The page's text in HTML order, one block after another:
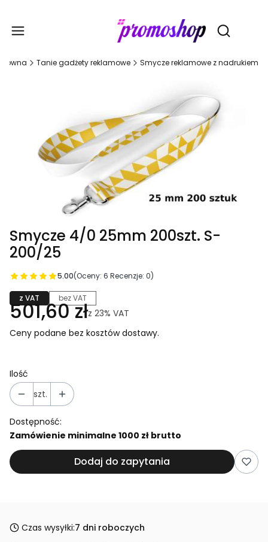
Otwórz
Tanie gadżety reklamowe Smycze reklamowe z nadrukiem
Smycze 4/0 25mm 200szt. S-
200/25
5.00(Oceny: 6 Recenzje: 0)
z VAT bez VAT
501,60 złz 23% VAT
Ceny podane bez kosztów dostawy.
Ilość
szt.
Dostępność:
Zamówienie minimalne 1000 zł brutto
Dodaj do zapytania
Czas wysyłki:7 dni roboczych